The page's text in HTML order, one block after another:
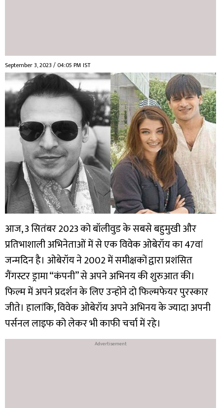
September 3, 2023 / 04:05 PM IST
आज, 3 सितंबर 2023 को बॉलीवुड के सबसे बहुमुखी और
प्रतिभाशाली अभिनेताओं में से एक विवेक ओबेरॉय का 47वां
जन्मदिन है। ओबेरॉय ने 2002 में समीक्षकों द्वारा प्रशंसित
गैंगस्टर ड्रामा “कंपनी” से अपने अभिनय की शुरुआत की।
फिल्म में अपने प्रदर्शन के लिए उन्होंने दो फिल्मफेयर पुरस्कार
जीते। हालांकि, विवेक ओबेरॉय अपने अभिनय के ज्यादा अपनी
पर्सनल लाइफ को लेकर भी काफी चर्चा में रहे।